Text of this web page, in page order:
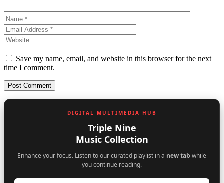
Save my name, email, and website in this browser for the next
time I comment.
DIGITAL MULTIMEDIA HUB
Triple Nine
Music Collection
Enhance your focus. Listen to our curated playlist in a new tab while
you continue reading.